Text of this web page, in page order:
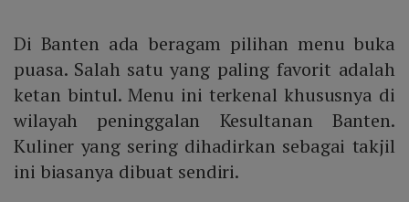
Di Banten ada beragam pilihan menu buka
puasa. Salah satu yang paling favorit adalah
ketan bintul. Menu ini terkenal khususnya di
wilayah peninggalan Kesultanan Banten.
Kuliner yang sering dihadirkan sebagai takjil
ini biasanya dibuat sendiri.